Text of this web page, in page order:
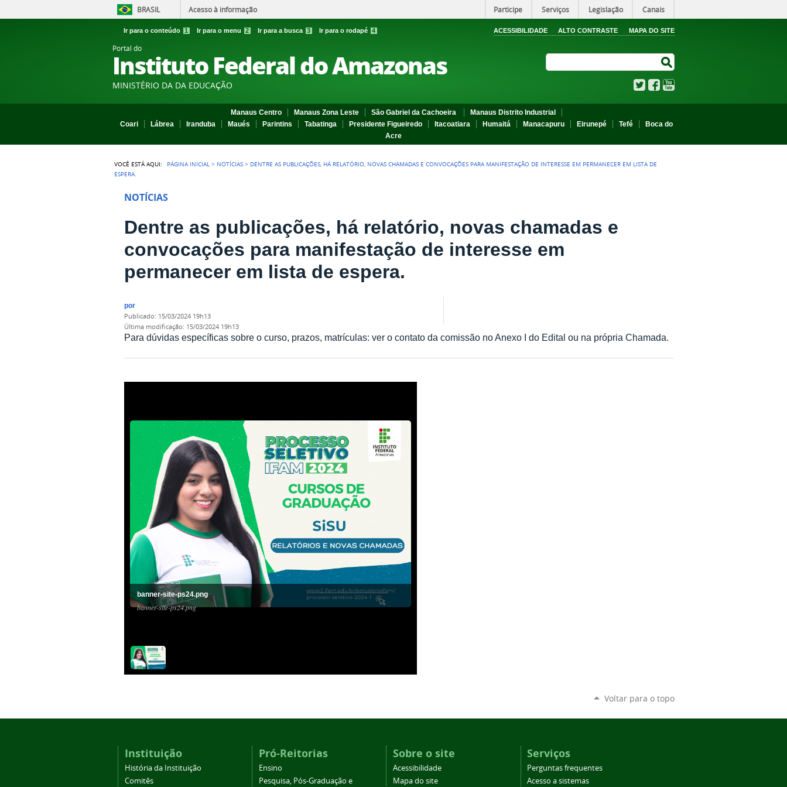
BRASIL Acesso à informação Participe Serviços Legislação Canais
Ir para o conteúdo 1 Ir para o menu 2 Ir para a busca 3 Ir para o rodapé 4 ACESSIBILIDADE ALTO CONTRASTE MAPA DO SITE
Portal do
Instituto Federal do Amazonas
MINISTÉRIO DA DA EDUCAÇÃO TwitterFacebook
Manaus Centro Manaus Zona Leste São Gabriel da Cachoeira
Manaus Distrito Industrial
Coari
Lábrea Iranduba Maués Parintins Tabatinga Presidente Figueiredo Itacoatiara Humaitá Manacapuru Eirunepé Tefé
Boca do
Acre
VOCÊ ESTÁ AQUI: PÁGINA INICIAL > NOTÍCIAS > DENTRE AS PUBLICAÇÕES, HÁ RELATÓRIO, NOVAS CHAMADAS E CONVOCAÇÕES PARA MANIFESTAÇÃO DE INTERESSE EM PERMANECER EM LISTA DE
ESPERA.
NOTÍCIAS
Dentre as publicações, há relatório, novas chamadas e
convocações para manifestação de interesse em
permanecer em lista de espera.
por
publicado: 15/03/2024 19h13
última modificação: 15/03/2024 19h13
Para dúvidas específicas sobre o curso, prazos, matrículas: ver o contato da comissão no Anexo I do Edital ou na própria Chamada.
banner-site-ps24.png
banner-site-ps24.png
Voltar para o topo
Instituição
História da Instituição
Comitês
Pró-Reitorias
Ensino
Pesquisa, Pós-Graduação e
Sobre o site
Acessibilidade
Mapa do site
Serviços
Perguntas frequentes
Acesso a sistemas